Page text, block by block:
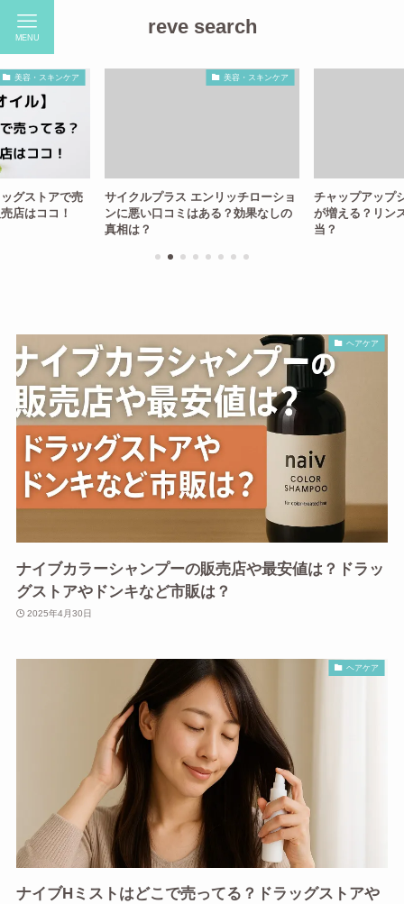
reve search
MENU
美容・スキンケア
グストアで売
店はココ！
美容・スキンケア
サイクルプラス エンリッチローショ
ンに悪い口コミはある？効果なしの
真相は？
チャップアップ
が増える？リン
当？
ヘアケア
ナイブカラーシャンプーの販売店や最安値は？ドラッ
グストアやドンキなど市販は？
2025年4月30日
ヘアケア
ナイブHミストはどこで売ってる？ドラッグストアや